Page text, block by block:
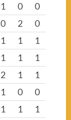
1 0
0
0 2
0
1 1
1
1 1
1
2 1
1
1 0
0
1 1
1